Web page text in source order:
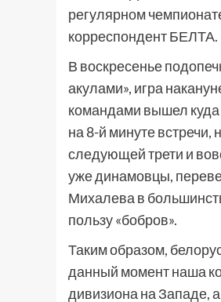
регулярном
корреспондент БЕЛТА.
В воскресенье
акулами», игра
командами вышел
на 8-й минуте
следующей трети и
уже динамовцы,
Михалева в
пользу «бобров».
Таким образом,
данный момент наша
дивизиона на Западе,